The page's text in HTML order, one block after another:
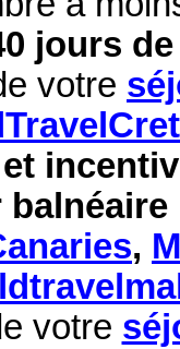
jours
votre
balnéaire
,
votre